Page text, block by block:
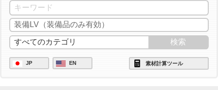
JP EN 素材計算ツール